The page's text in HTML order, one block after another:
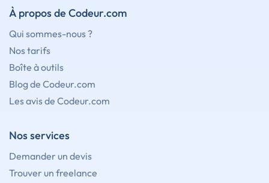
À propos de Codeur.com
Qui sommes-nous ?
Nos tarifs
Boîte à outils
Blog de Codeur.com
Les avis de Codeur.com
Nos services
Demander un devis
Trouver un freelance